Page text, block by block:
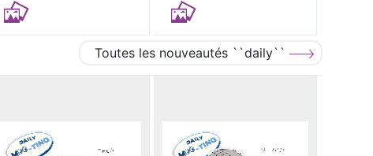
Toutes les nouveautés ``daily``